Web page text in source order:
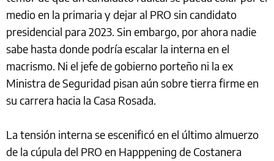
medio en la primaria y dejar al PRO sin candidato
presidencial para 2023. Sin embargo, por ahora nadie
sabe hasta donde podría escalar la interna en el
macrismo. Ni el jefe de gobierno porteño ni la ex
Ministra de Seguridad pisan aún sobre tierra firme en
su carrera hacia la Casa Rosada.
La tensión interna se escenificó en el último almuerzo
de la cúpula del PRO en Happpening de Costanera